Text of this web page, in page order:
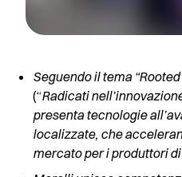
Seguendo il tema
(“Radicati
presenta tecnologie
localizzate, che
mercato per i produttori